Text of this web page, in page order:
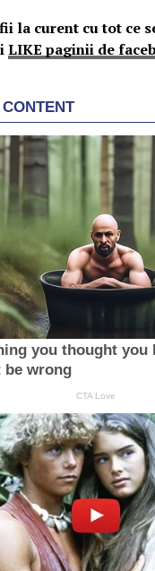
la curent cu tot ce
LIKE paginii de